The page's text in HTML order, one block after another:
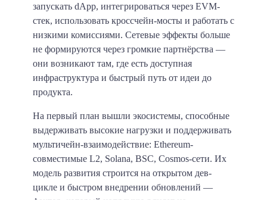
запускать dApp, интегрироваться через EVM-
стек, использовать кроссчейн-мосты и работать с
низкими комиссиями. Сетевые эффекты больше
не формируются через громкие партнёрства —
они возникают там, где есть доступная
инфраструктура и быстрый путь от идеи до
продукта.
На первый план вышли экосистемы, способные
выдерживать высокие нагрузки и поддерживать
мультичейн-взаимодействие: Ethereum-
совместимые L2, Solana, BSC, Cosmos-сети. Их
модель развития строится на открытом дев-
цикле и быстром внедрении обновлений —